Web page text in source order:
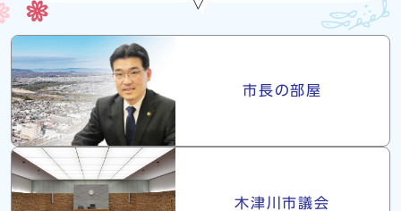
市長・議会
市長の部屋
木津川市議会